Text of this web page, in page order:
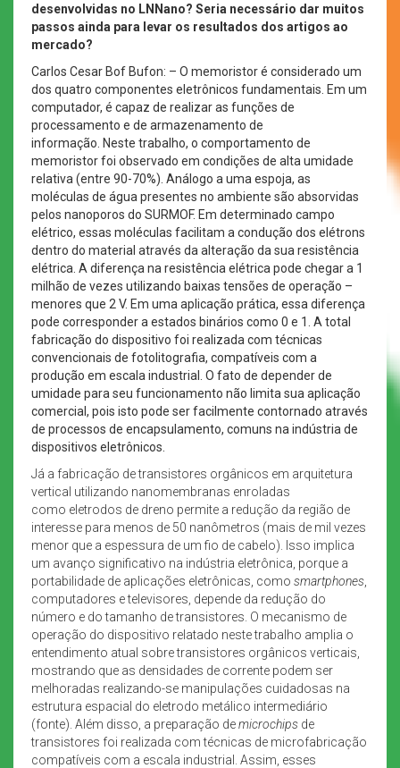
desenvolvidas no LNNano? Seria necessário dar muitos
passos ainda para levar os resultados dos artigos ao
mercado?
Carlos Cesar Bof Bufon: – O memoristor é considerado um
dos quatro componentes eletrônicos fundamentais. Em um
computador, é capaz de realizar as funções de
processamento e de armazenamento de
informação. Neste trabalho, o comportamento de
memoristor foi observado em condições de alta umidade
relativa (entre 90-70%). Análogo a uma espoja, as
moléculas de água presentes no ambiente são absorvidas
pelos nanoporos do SURMOF. Em determinado campo
elétrico, essas moléculas facilitam a condução dos elétrons
dentro do material através da alteração da sua resistência
elétrica. A diferença na resistência elétrica pode chegar a 1
milhão de vezes utilizando baixas tensões de operação –
menores que 2 V. Em uma aplicação prática, essa diferença
pode corresponder a estados binários como 0 e 1. A total
fabricação do dispositivo foi realizada com técnicas
convencionais de fotolitografia, compatíveis com a
produção em escala industrial. O fato de depender de
umidade para seu funcionamento não limita sua aplicação
comercial, pois isto pode ser facilmente contornado através
de processos de encapsulamento, comuns na indústria de
dispositivos eletrônicos.
Já a fabricação de transistores orgânicos em arquitetura
vertical utilizando nanomembranas enroladas
como eletrodos de dreno permite a redução da região de
interesse para menos de 50 nanômetros (mais de mil vezes
menor que a espessura de um fio de cabelo). Isso implica
um avanço significativo na indústria eletrônica, porque a
portabilidade de aplicações eletrônicas, como smartphones
computadores e televisores, depende da redução do
número e do tamanho de transistores. O mecanismo de
operação do dispositivo relatado neste trabalho amplia o
entendimento atual sobre transistores orgânicos verticais,
mostrando que as densidades de corrente podem ser
melhoradas realizando-se manipulações cuidadosas na
estrutura espacial do eletrodo metálico intermediário
(fonte). Além disso, a preparação demicrochips de
transistores foi realizada com técnicas de microfabricação
compatíveis com a escala industrial. Assim, esses